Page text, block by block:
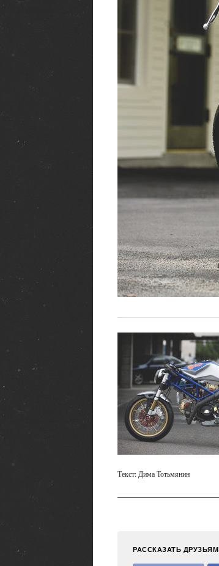
Текст: Дима Тотьмянин
РАССКАЗАТЬ ДРУЗЬЯМ